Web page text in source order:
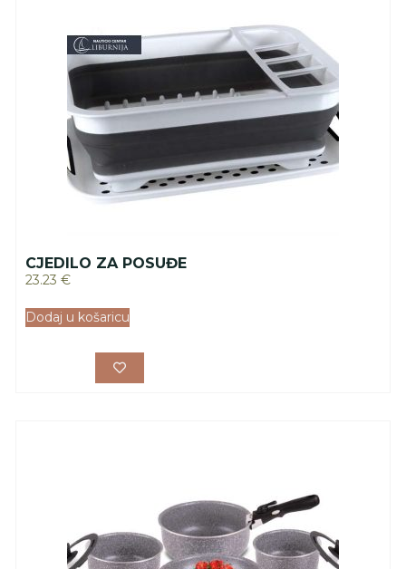
CJEDILO ZA POSUĐE
23.23 €
Dodaj u košaricu